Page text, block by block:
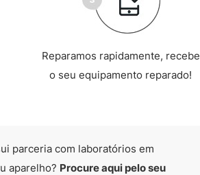
Reparamos rapidamente, recebe
o seu equipamento reparado!
parceria com laboratórios em
aparelho? Procure aqui pelo seu